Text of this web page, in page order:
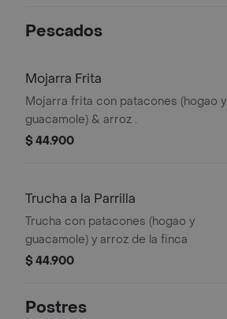
Pescados
Mojarra Frita
Mojarra frita con patacones (hogao y
guacamole) & arroz .
$ 44.900
Trucha a la Parrilla
Trucha con patacones (hogao y
guacamole) y arroz de la finca
$ 44.900
Postres